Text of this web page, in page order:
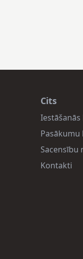
Cits
Pasākumu
Sacensību
Kontakti